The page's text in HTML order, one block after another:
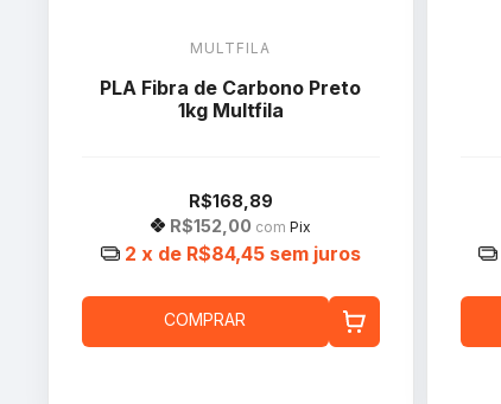
MULTFILA
PLA Fibra de Carbono Preto
1kg Multfila
R$168,89
R$152,00 com Pix
2 x de R$84,45 sem juros
COMPRAR